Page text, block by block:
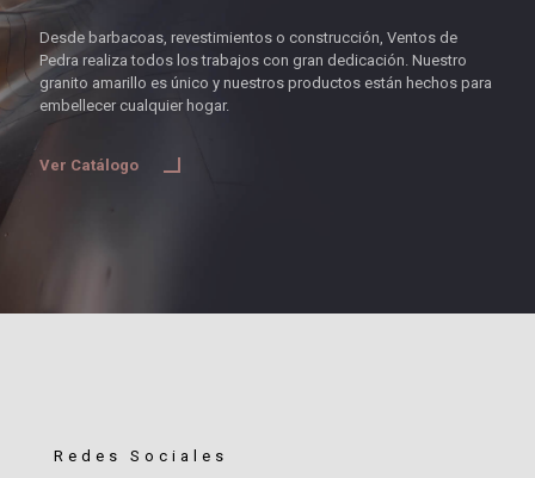
Desde barbacoas, revestimientos o construcción, Ventos de
Pedra realiza todos los trabajos con gran dedicación. Nuestro
granito amarillo es único y nuestros productos están hechos para
embellecer cualquier hogar.
Ver Catálogo
Redes Sociales